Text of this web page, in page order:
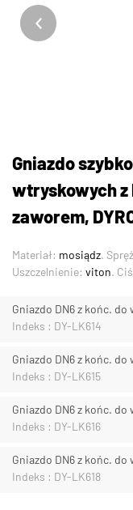
Gniazdo
wtryskowych z
zaworem,
Materiał: mosiądz.
Uszczelnienie: viton.
Gniazdo DN6 z końc. do
Indeks : DY-LK614
Gniazdo DN6 z końc. do
Indeks : DY-LK615
Gniazdo DN6 z końc. do
Indeks : DY-LK616
Gniazdo DN6 z końc. do
Indeks : DY-LK618